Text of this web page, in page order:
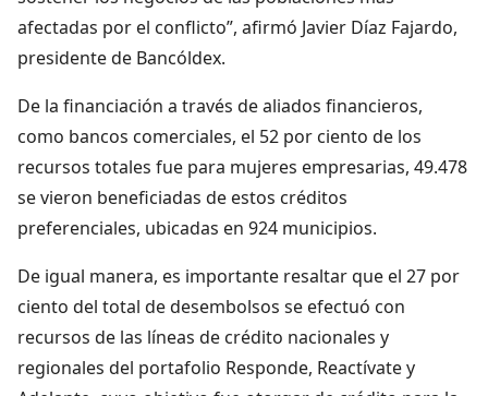
afectadas por el conflicto”, afirmó Javier Díaz Fajardo,
presidente de Bancóldex.
De la financiación a través de aliados financieros,
como bancos comerciales, el 52 por ciento de los
recursos totales fue para mujeres empresarias, 49.478
se vieron beneficiadas de estos créditos
preferenciales, ubicadas en 924 municipios.
De igual manera, es importante resaltar que el 27 por
ciento del total de desembolsos se efectuó con
recursos de las líneas de crédito nacionales y
regionales del portafolio Responde, Reactívate y